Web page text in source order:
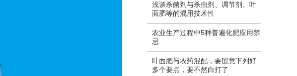
浅谈杀菌剂与杀虫剂、调节剂、叶
面肥等的混用技术性
农业生产过程中5种普遍化肥应用禁
忌
叶面肥与农药混配，要留意下列好
多个要点，要不然白打了